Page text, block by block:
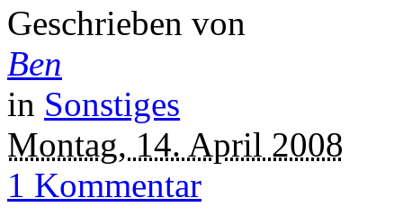
Geschrieben von
Ben
in Sonstiges
Montag, 14. April 2008
1 Kommentar